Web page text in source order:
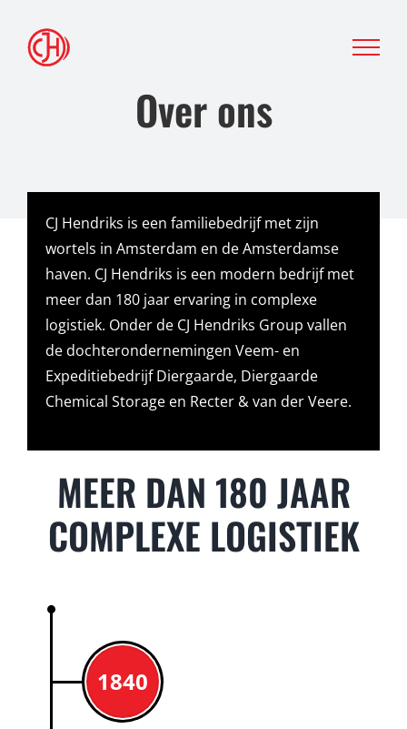
naar
inhoud
Over ons
CJ Hendriks is een familiebedrijf met zijn
wortels in Amsterdam en de Amsterdamse
haven. CJ Hendriks is een modern bedrijf met
meer dan 180 jaar ervaring in complexe
logistiek. Onder de CJ Hendriks Group vallen
de dochterondernemingen Veem- en
Expeditiebedrijf Diergaarde, Diergaarde
Chemical Storage en Recter & van der Veere.
MEER DAN 180 JAAR
COMPLEXE LOGISTIEK
1840